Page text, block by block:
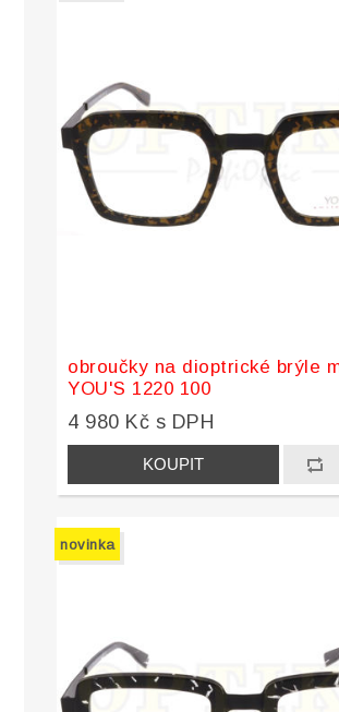
obroučky na dioptrické brýle
YOU'S 1220 100
4 980 Kč s DPH
novinka